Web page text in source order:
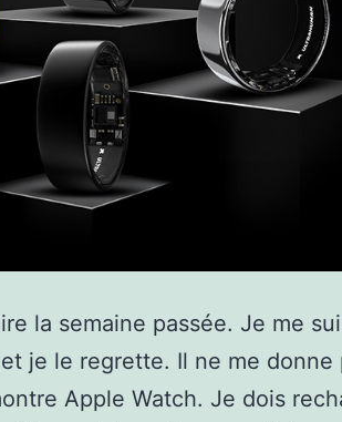
la semaine passée. Je me
je le regrette. Il ne me donne
Apple Watch. Je dois